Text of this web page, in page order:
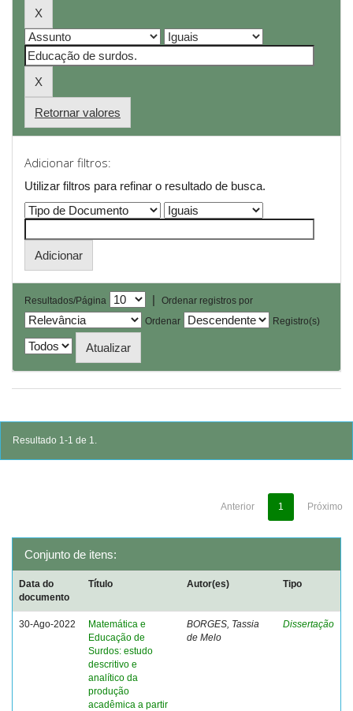
Retornar valores
Adicionar filtros:
Utilizar filtros para refinar o resultado de busca.
Resultados/Página |
Ordenar registros por
Ordenar
Registro(s)
Resultado 1-1 de 1.
Anterior 1 Próximo
Conjunto de itens:
Data do
documento
Título Autor(es) Tipo
30-Ago-2022
Matemática e
Educação de
Surdos: estudo
descritivo e
analítico da
produção
acadêmica a partir
BORGES, Tassia
de Melo
Dissertação